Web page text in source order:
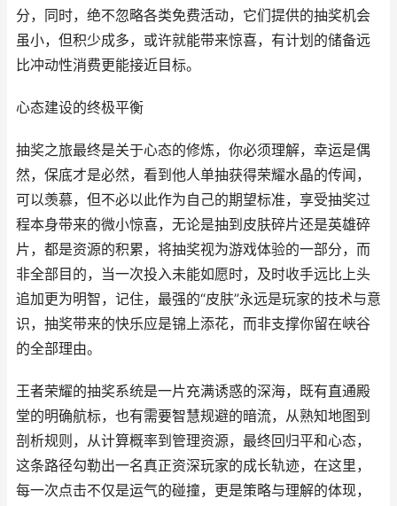
分，同时，绝不忽略各类免费活动，它们提供的抽奖机会
虽小，但积少成多，或许就能带来惊喜，有计划的储备远
比冲动性消费更能接近目标。
心态建设的终极平衡
抽奖之旅最终是关于心态的修炼，你必须理解，幸运是偶
然，保底才是必然，看到他人单抽获得荣耀水晶的传闻，
可以羡慕，但不必以此作为自己的期望标准，享受抽奖过
程本身带来的微小惊喜，无论是抽到皮肤碎片还是英雄碎
片，都是资源的积累，将抽奖视为游戏体验的一部分，而
非全部目的，当一次投入未能如愿时，及时收手远比上头
追加更为明智，记住，最强的“皮肤”永远是玩家的技术与意
识，抽奖带来的快乐应是锦上添花，而非支撑你留在峡谷
的全部理由。
王者荣耀的抽奖系统是一片充满诱惑的深海，既有直通殿
堂的明确航标，也有需要智慧规避的暗流，从熟知地图到
剖析规则，从计算概率到管理资源，最终回归平和心态，
这条路径勾勒出一名真正资深玩家的成长轨迹，在这里，
每一次点击不仅是运气的碰撞，更是策略与理解的体现，